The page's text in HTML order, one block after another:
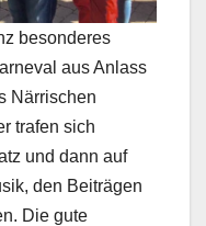
besonderes
aus Anlass
Närrischen
trafen sich
und dann auf
den Beiträgen
Die gute